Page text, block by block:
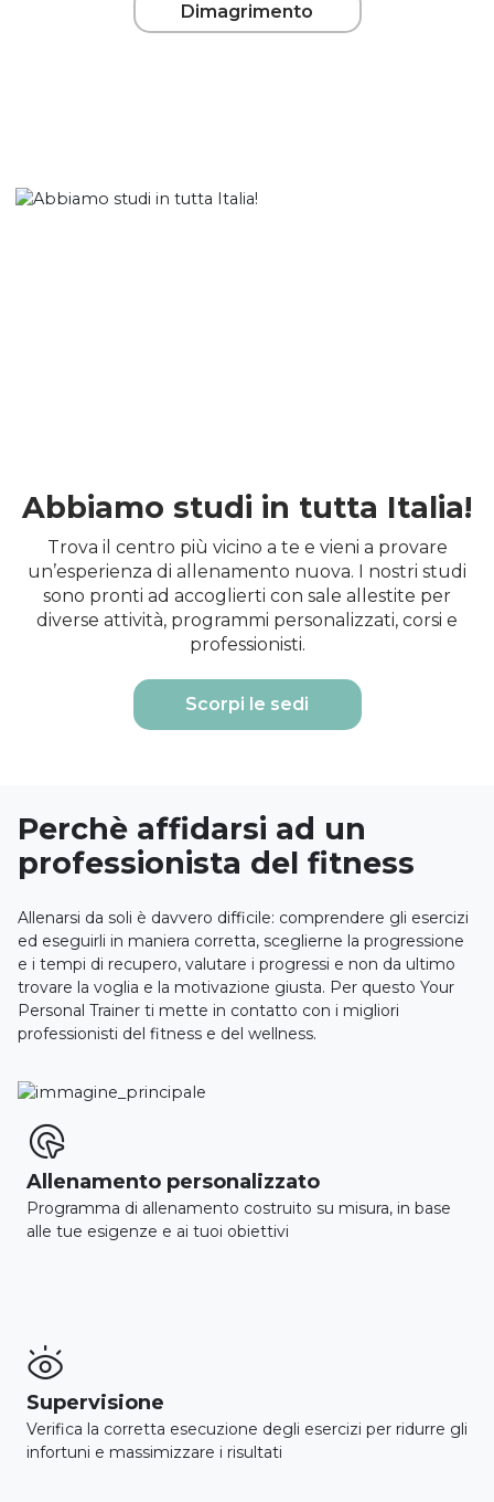
Dimagrimento
Abbiamo studi in tutta Italia!
Trova il centro più vicino a te e vieni a provare
un’esperienza di allenamento nuova. I nostri studi
sono pronti ad accoglierti con sale allestite per
diverse attività, programmi personalizzati, corsi e
professionisti.
Scorpi le sedi
Perchè affidarsi ad un
professionista del fitness
Allenarsi da soli è davvero difficile: comprendere gli esercizi
ed eseguirli in maniera corretta, sceglierne la progressione
e i tempi di recupero, valutare i progressi e non da ultimo
trovare la voglia e la motivazione giusta. Per questo Your
Personal Trainer ti mette in contatto con i migliori
professionisti del fitness e del wellness.

Allenamento personalizzato
Programma di allenamento costruito su misura, in base
alle tue esigenze e ai tuoi obiettivi

Supervisione
Verifica la corretta esecuzione degli esercizi per ridurre gli
infortuni e massimizzare i risultati